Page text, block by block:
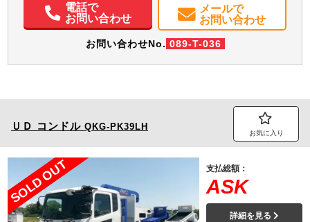
電話で
お問い合わせ
メールで
お問い合わせ
お問い合わせNo. 089-T-036
ＵＤ コンドル QKG-PK39LH
お気に入り
SOLD OUT 支払総額：
ASK
詳細を見る